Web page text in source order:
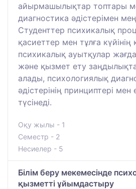
айырмашылықтар топтары
диагностика әдістерімен
Студенттер психикалық
қасиеттер мен тұлға
психикалық ауытқулар
және қызмет ету
алады, психологиялық
әдістерінің принциптері мен
түсінеді.
Оқу жылы - 1
Семестр - 2
Несиелер - 5
Білім беру мекемесінде
қызметті ұйымдастыру